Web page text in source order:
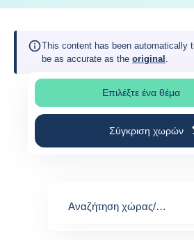
This content has been automatically
be as accurate as the original .
Επιλέξτε ένα θέμα
Επιλέξτε
Σύγκριση χωρών
Αναζήτηση χώρας/